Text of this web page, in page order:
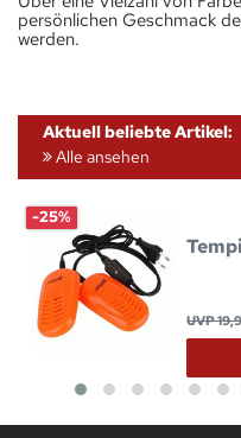
persönlichen Geschmack
werden.
Aktuell beliebte Artikel:
Alle ansehen
-25%
UVP